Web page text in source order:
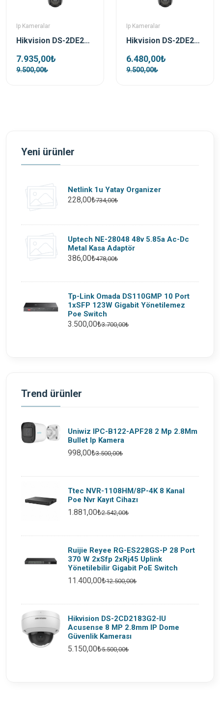
Ip Kameralar
Hikvision DS-2DE2C400IWG-K/4G/C05S10 4 MP 2.8mm Pro Solar IP Güvenlik Kamerası
7.935,00₺
9.500,00₺
Ip Kameralar
Hikvision DS-2DE2C200IWG-K/4G/C05S10 2 MP 2.8mm Pro Solar IP Güvenlik Kamerası
6.480,00₺
9.500,00₺
Yeni ürünler
Netlink 1u Yatay Organizer
228,00₺734,00₺
Uptech NE-28048 48v 5.85a Ac-Dc
Metal Kasa Adaptör
386,00₺478,00₺
Tp-Link Omada DS110GMP 10 Port
1xSFP 123W Gigabit Yönetilemez
Poe Switch
3.500,00₺3.700,00₺
Trend ürünler
Uniwiz IPC-B122-APF28 2 Mp 2.8Mm
Bullet Ip Kamera
998,00₺3.500,00₺
Ttec NVR-1108HM/8P-4K 8 Kanal
Poe Nvr Kayıt Cihazı
1.881,00₺2.542,00₺
Ruijie Reyee RG-ES228GS-P 28 Port
370 W 2xSfp 2xRj45 Uplink
Yönetilebilir Gigabit PoE Switch
11.400,00₺12.500,00₺
Hikvision DS-2CD2183G2-IU
Acusense 8 MP 2.8mm IP Dome
Güvenlik Kamerası
5.150,00₺5.500,00₺